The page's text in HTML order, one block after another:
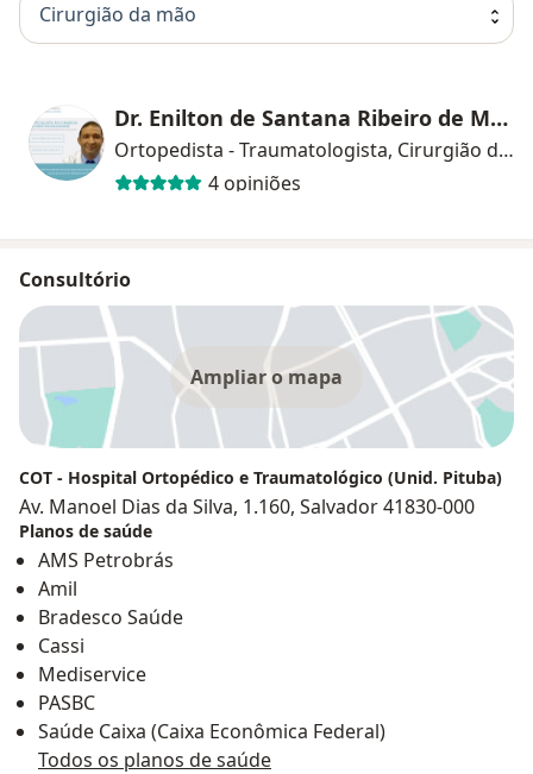
Cirurgião da mão
Dr. Enilton de Santana Ribeiro de Mattos
Ortopedista - Traumatologista, Cirurgião da mão
4 opiniões
Consultório
Ampliar o mapa
COT - Hospital Ortopédico e Traumatológico (Unid. Pituba)
Av. Manoel Dias da Silva, 1.160, Salvador 41830-000
Planos de saúde
AMS Petrobrás
Amil
Bradesco Saúde
Cassi
Mediservice
PASBC
Saúde Caixa (Caixa Econômica Federal)
Todos os planos de saúde